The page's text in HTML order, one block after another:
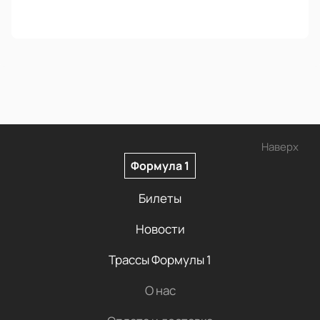
Наверх
Формула 1
Билеты
Новости
Трассы Формулы 1
О нас